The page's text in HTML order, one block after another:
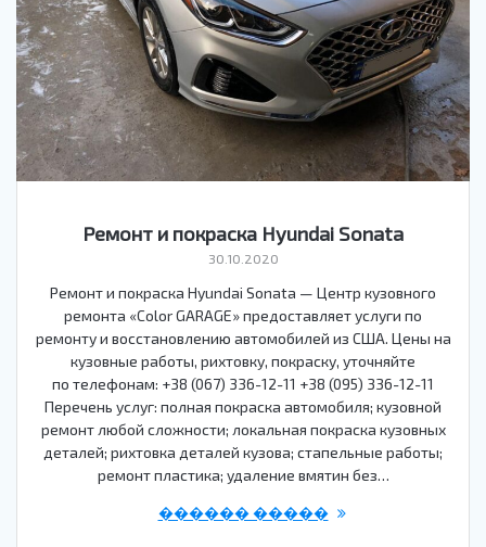
Ремонт и покраска Hyundai Sonata
30.10.2020
Ремонт и покраска Hyundai Sonata — Центр кузовного
ремонта «Color GARAGE» предоставляет услуги по
ремонту и восстановлению автомобилей из США. Цены на
кузовные работы, рихтовку, покраску, уточняйте
по телефонам: +38 (067) 336-12-11 +38 (095) 336-12-11
Перечень услуг: полная покраска автомобиля; кузовной
ремонт любой сложности; локальная покраска кузовных
деталей; рихтовка деталей кузова; стапельные работы;
ремонт пластика; удаление вмятин без…
������ �����